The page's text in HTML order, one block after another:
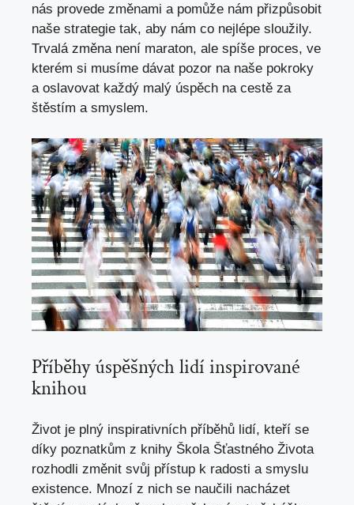
nás provede změnami a pomůže nám přizpůsobit
naše strategie tak, aby nám co nejlépe sloužily.
Trvalá změna není maraton, ale spíše proces, ve
kterém si musíme dávat pozor na naše pokroky
a oslavovat každý malý úspěch na cestě za
štěstím a smyslem.
Příběhy úspěšných lidí inspirované
knihou
Život je plný inspirativních příběhů lidí, kteří se
díky poznatkům z knihy Škola Šťastného Života
rozhodli změnit svůj přístup k radosti a smyslu
existence. Mnozí z nich se naučili nacházet